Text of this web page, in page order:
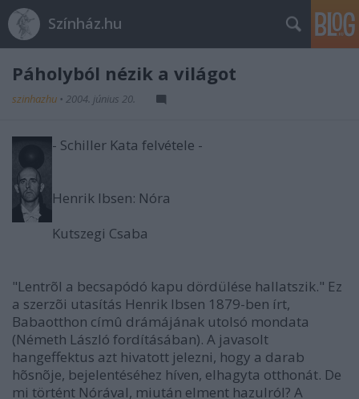
Színház.hu
Páholyból nézik a világot
szinhazhu • 2004. június 20.
- Schiller Kata felvétele -
Henrik Ibsen: Nóra
Kutszegi Csaba
"Lentrõl a becsapódó kapu dördülése hallatszik." Ez
a szerzõi utasítás Henrik Ibsen 1879-ben írt,
Babaotthon címû drámájának utolsó mondata
(Németh László fordításában). A javasolt
hangeffektus azt hivatott jelezni, hogy a darab
hõsnõje, bejelentéséhez híven, elhagyta otthonát. De
mi történt Nórával, miután elment hazulról? A